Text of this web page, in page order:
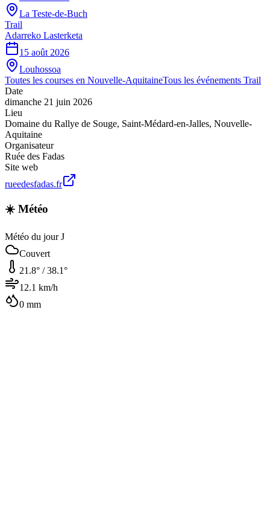
La Teste-de-Buch
Trail
Adarreko Lasterketa
15 août 2026
Louhossoa
Toutes les courses en Nouvelle-AquitaineTous les événements Trail
Date
dimanche 21 juin 2026
Lieu
Domaine du Rallye de Souge, Saint-Médard-en-Jalles, Nouvelle-
Aquitaine
Organisateur
Ruée des Fadas
Site web
rueedesfadas.fr
☀️ Météo
Météo du jour J
Couvert
21.8° /38.1°
12.1 km/h
0 mm